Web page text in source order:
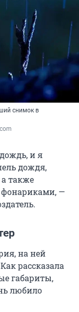
снимок в
и я
дождя,
также
фонариками, —
на ней
рассказала
габариты,
любило